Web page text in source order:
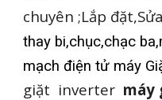
chuyên ;Lắp
thay bi,chục,chạc
mạch điện tử máy
giặt inverter máy